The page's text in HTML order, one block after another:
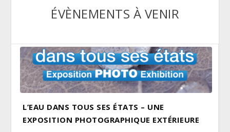
ÉVÈNEMENTS À VENIR
L’EAU DANS TOUS SES ÉTATS – UNE
EXPOSITION PHOTOGRAPHIQUE EXTÉRIEURE